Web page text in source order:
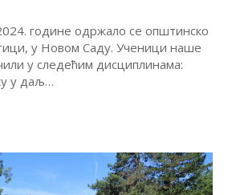
године одржало се општинско
у Новом Саду. Ученици наше
у следећим дисциплинама:
у даљ…